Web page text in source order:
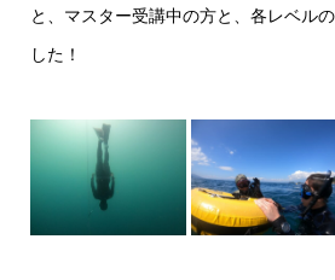
と、マスター受講中の方と、各レベル
した！